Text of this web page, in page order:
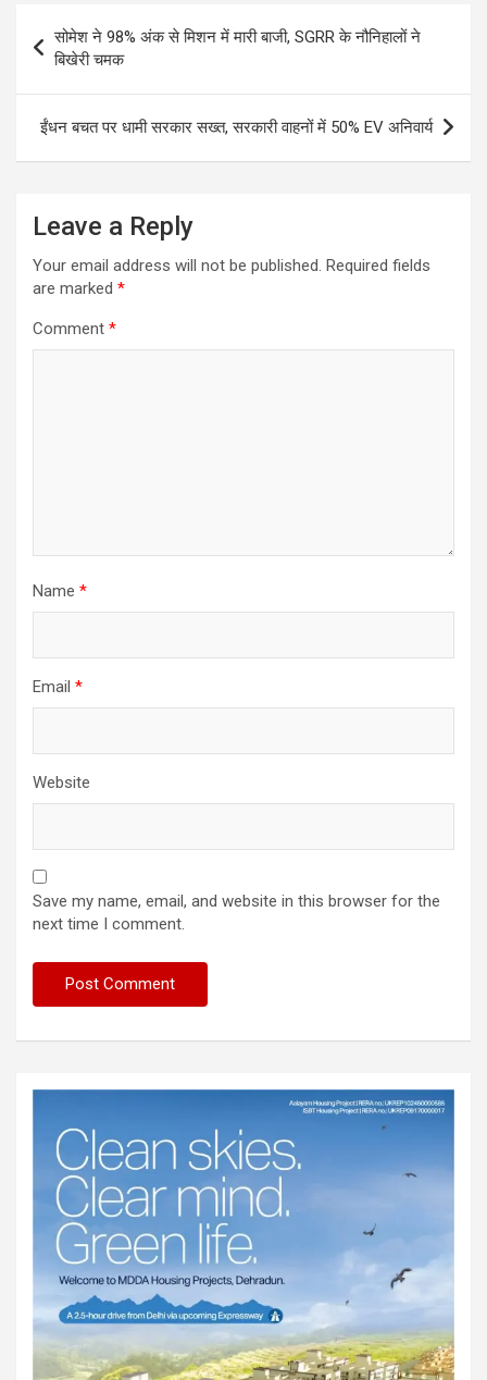
Post
navigation
सोमेश ने 98% अंक से मिशन में मारी बाजी, SGRR के नौनिहालों ने
बिखेरी चमक
ईंधन बचत पर धामी सरकार सख्त, सरकारी वाहनों में 50% EV अनिवार्य
Leave a Reply
Your email address will not be published. Required fields
are marked *
Comment *
Name *
Email *
Website
Save my name, email, and website in this browser for the
next time I comment.